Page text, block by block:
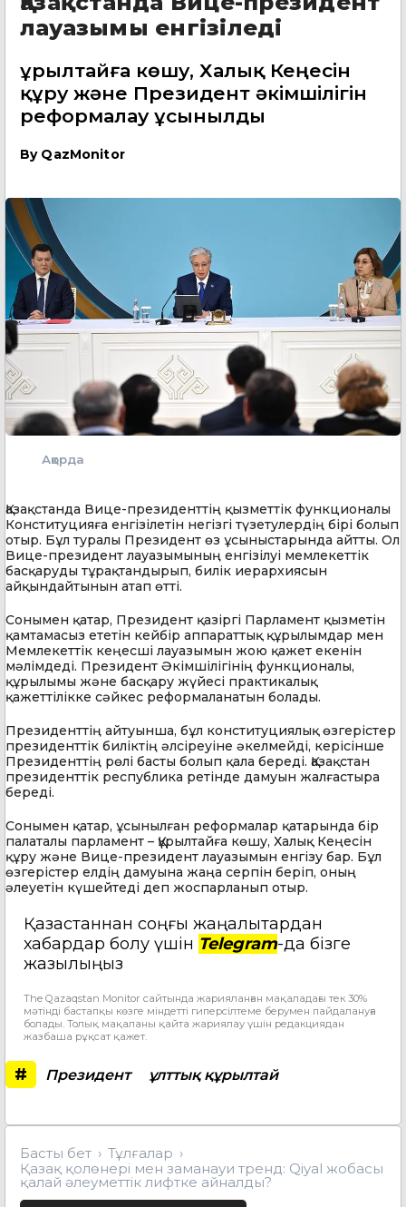
лауазымы енгізіледі
Құрылтайға көшу, Халық Кеңесін
құру және Президент әкімшілігін
реформалау ұсынылды
By QazMonitor
Ақорда
Қазақстанда Вице-президенттің қызметтік функционалы
Конституцияға енгізілетін негізгі түзетулердің бірі болып
отыр. Бұл туралы Президент өз ұсыныстарында айтты. Ол
Вице-президент лауазымының енгізілуі мемлекеттік
басқаруды тұрақтандырып, билік иерархиясын
айқындайтынын атап өтті.
Сонымен қатар, Президент қазіргі Парламент қызметін
қамтамасыз ететін кейбір аппараттық құрылымдар мен
Мемлекеттік кеңесші лауазымын жою қажет екенін
мәлімдеді. Президент Әкімшілігінің функционалы,
құрылымы және басқару жүйесі практикалық
қажеттілікке сәйкес реформаланатын болады.
Президенттің айтуынша, бұл конституциялық өзгерістер
президенттік биліктің әлсіреуіне әкелмейді, керісінше
Президенттің рөлі басты болып қала береді. Қазақстан
президенттік республика ретінде дамуын жалғастыра
береді.
Сонымен қатар, ұсынылған реформалар қатарында бір
палаталы парламент – Құрылтайға көшу, Халық Кеңесін
құру және Вице-президент лауазымын енгізу бар. Бұл
өзгерістер елдің дамуына жаңа серпін беріп, оның
әлеуетін күшейтеді деп жоспарланып отыр.
Қазақстаннан соңғы жаңалықтардан
хабардар болу үшін Telegram-да бізге
жазылыңыз
The Qazaqstan Monitor сайтында жарияланған мақаладағы тек 30%
мәтінді бастапқы көзге міндетті гиперсілтеме берумен пайдалануға
болады. Толық мақаланы қайта жариялау үшін редакциядан
жазбаша рұқсат қажет.
# Президент ұлттық құрылтай
Басты бет
Тұлғалар
Қазақ қолөнері мен заманауи тренд: Qiyal жобасы
қалай әлеуметтік лифтке айналды?